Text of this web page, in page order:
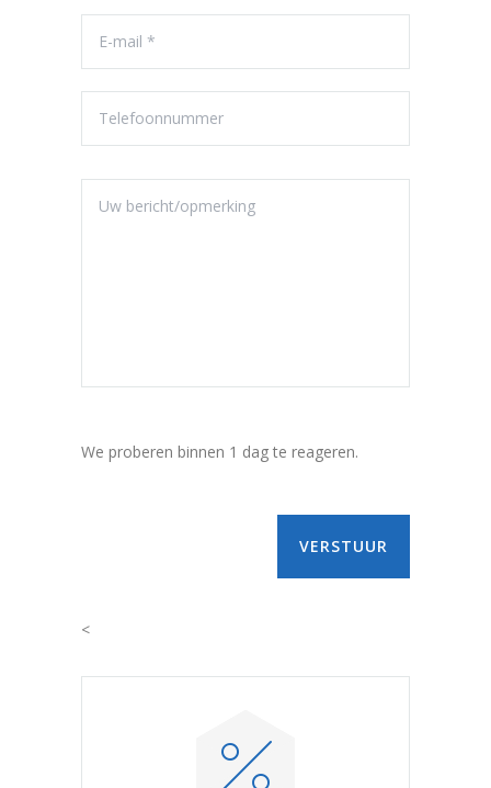
We proberen binnen 1 dag te reageren.
<